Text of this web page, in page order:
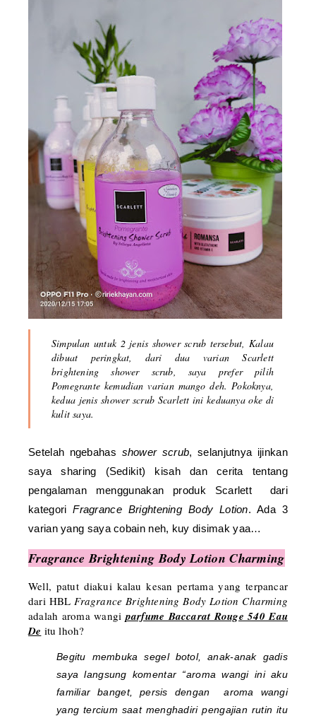
Simpulan untuk 2 jenis shower scrub tersebut, Kalau
dibuat peringkat, dari dua varianScarlett
brightening shower scrub , saya prefer pilih
Pomegrante kemudian varian mango deh. Pokoknya,
kedua jenis shower scrub Scarlett ini keduanya oke di
kulit saya.
Setelah ngebahas shower scrub, selanjutnya ijinkan
saya sharing (Sedikit) kisah dan cerita tentang
pengalaman menggunakan produk Scarlett dari
kategoriFragrance Brightening Body Lotion. Ada 3
varian yang saya cobain neh, kuy disimak yaa…
Fragrance Brightening Body Lotion Charming
Well, patut diakui kalau kesan pertama yang terpancar
dari HBL Fragrance Brightening Body Lotion Charming
adalah aroma wangi parfume Baccarat Rouge 540 Eau
De itu lhoh?
Begitu membuka segel botol, anak-anak gadis
saya langsung komentar “aroma wangi ini aku
familiar banget, persis dengan aroma wangi
yang tercium saat menghadiri pengajian rutin itu